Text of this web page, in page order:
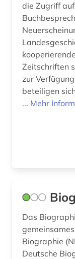
die Zugriff
Zeitschriften
zur Verfügung. Derzeit (Stand: November
beteiligen
... Mehr
Das
gemeinsames
Biographie
Deutsche